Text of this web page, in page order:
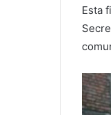
Esta